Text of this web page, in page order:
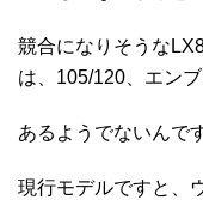
競合になりそうな
は、105/120、エン
あるようでないんで
現行モデルですと、